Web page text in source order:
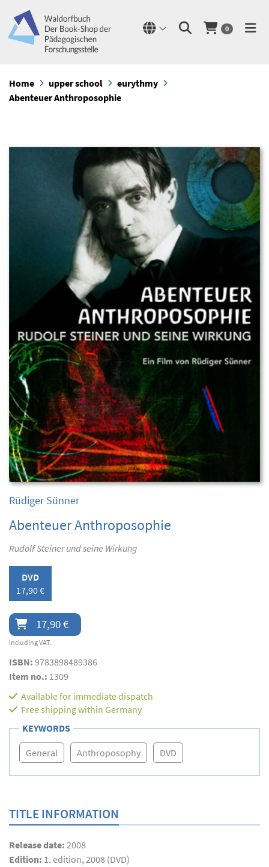
0
Home upper school
eurythmy
Abenteuer Anthroposophie
Rüdiger Sünner
Abenteuer Anthroposophie
Rudolf Steiner und seine Wirkung
DVD
17,90 €
17,90 €
including VAT.
ISBN: 9783898489386
Item no.: 1309
Available for immediate dispatch
Free shipping within Germany
KEYWORDS
General Anthroposophy DVD
TITLE INFORMATION
Release date: 2008
Edition: 1. edition, 2008 (DVD)